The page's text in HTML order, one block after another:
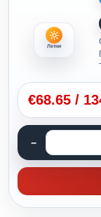
Летни
€68.65 /